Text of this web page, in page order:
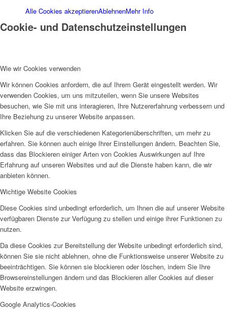
AHOI
AHOI II
PKD
Alle Cookies akzeptierenAblehnenMehr Info
Cookie- und Datenschutzeinstellungen
Wie wir Cookies verwenden
Wir können Cookies anfordern, die auf Ihrem Gerät eingestellt werden. Wir
verwenden Cookies, um uns mitzuteilen, wenn Sie unsere Websites
besuchen, wie Sie mit uns interagieren, Ihre Nutzererfahrung verbessern und
Ihre Beziehung zu unserer Website anpassen.
Klicken Sie auf die verschiedenen Kategorienüberschriften, um mehr zu
erfahren. Sie können auch einige Ihrer Einstellungen ändern. Beachten Sie,
dass das Blockieren einiger Arten von Cookies Auswirkungen auf Ihre
Erfahrung auf unseren Websites und auf die Dienste haben kann, die wir
anbieten können.
Wichtige Website Cookies
Diese Cookies sind unbedingt erforderlich, um Ihnen die auf unserer Website
verfügbaren Dienste zur Verfügung zu stellen und einige ihrer Funktionen zu
nutzen.
Da diese Cookies zur Bereitstellung der Website unbedingt erforderlich sind,
können Sie sie nicht ablehnen, ohne die Funktionsweise unserer Website zu
beeinträchtigen. Sie können sie blockieren oder löschen, indem Sie Ihre
Browsereinstellungen ändern und das Blockieren aller Cookies auf dieser
Website erzwingen.
Google Analytics-Cookies